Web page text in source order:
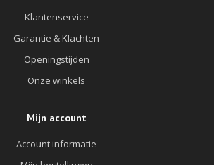
Klantenservice
Garantie & Klachten
Openingstijden
Onze winkels
Mijn account
Account informatie